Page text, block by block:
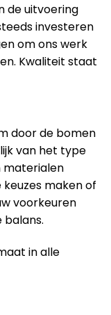
de uitvoering
investeren
om ons werk
Kwaliteit staat
door de bomen
van het type
materialen
maken of
voorkeuren
balans.
in alle